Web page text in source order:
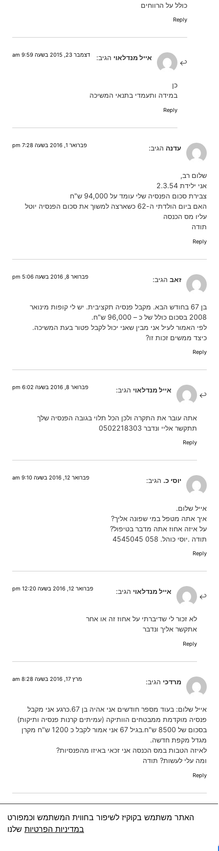
כולל על הרווחים
Reply
אייל מנדלאוי הגיב: דצמבר 23, 2015 בשעה 9:59 am
כן
במידה ותעמדי בתנאי המשיכה
Reply
עדנה הגיב: פברואר 1, 2016 בשעה 7:28 pm
שלום רב,
אני ילידת 2.3.54
צבירת סכום הפנסיה שלי עומד על 94,000 ש"ח
האם ביום הולדתי ה-62 כשארצה למשוך את סכום הפנסיה יוטל
עליו מס הכנסה
תודה
Reply
זאב הגיב: פברואר 8, 2016 בשעה 5:06 pm
בן 67 בחודש הבא. מקבל פנסיה תקציבית. יש לי קופות מינואר
2008 בסכום כולל של כ – 96,000 ש"ח.
לפי האמור לעיל אני מבין שאני יכול לקבל פטור בעת המשיכה.
כיצד ממשים זכות זו?
Reply
אייל מנדלאוי הגיב: פברואר 8, 2016 בשעה 6:02 pm
אתה עובר את התקרה ולכן הכל תלוי בגובה הפנסיה שלך
תתקשר אליי ונדבר 0502218303
Reply
יוסי כ. הגיב: פברואר 12, 2016 בשעה 9:10 am
אייל שלום.
איך אתה מטפל במי שפונה אליך?
על איזה אחוז אתה מדבר בטיפול?
תודה .יוסי כוהל. 058 4545045
Reply
אייל מנדלאוי הגיב: פברואר 12, 2016 בשעה 12:20 pm
לא זכור לי שדיברתי על אחוז זה או אחר
אתקשר אליך ונדבר
Reply
מרדכי הגיב: מרץ 17, 2016 בשעה 8:28 am
אייל שלום: בעוד מספר חודשים אני אהיה בן 67.כרגע אני מקבל
פנסיה מוקדמת ממבטחים הוותיקה (עמיתים קרנות פנסיה ותיקות)
בסכום של 8500 ש"ח.בגיל 67 אני אמור לקבל כ 1200 ש"ח מקרן
מגדל מקפת חדשה.
לאיזה הטבות במס הכנסה אני זכאי באיזו מהפנסיות?
ומה עלי לעשות? תודה
Reply
האתר משתמש בקוקיז לשיפור בחווית המשתמש וכמפורט
במדיניות הפרטיותשלנו